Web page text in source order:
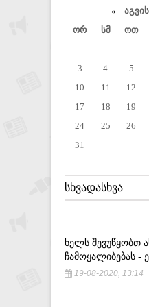
«
ორ
სმ ოთ
3
4 5
10
11 12
17
18 19
24
25 26
31
ᲡᲮᲕᲐᲓᲐᲡᲮᲕᲐ
ᲮᲔᲚᲡ ᲨᲔᲕᲣᲬᲧᲝᲑᲗ
ᲩᲐᲛᲝᲧᲐᲚᲘᲑᲔᲑᲐᲡ -
19-08-2020, 13:14